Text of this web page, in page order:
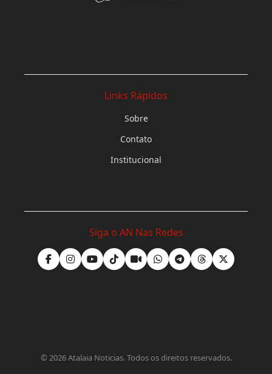
Links Rápidos
Sobre
Contato
Institucional
Siga o AN Nas Redes
© 2026Atalaia Noticias. Todos os direitos reservados.